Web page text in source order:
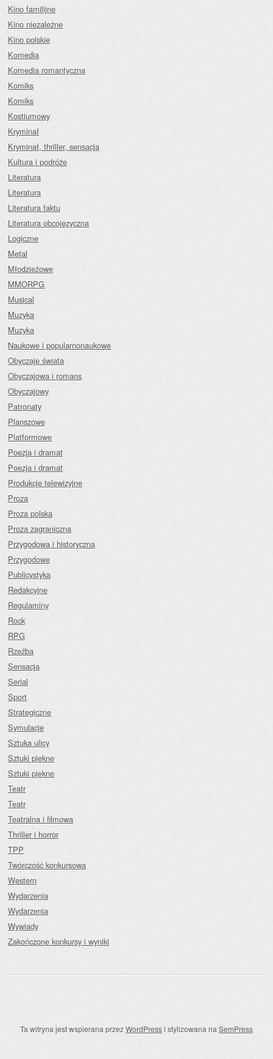
Kino familijne
Kino niezależne
Kino polskie
Komedia
Komedia romantyczna
Komiks
Komiks
Kostiumowy
Kryminał
Kryminał, thriller, sensacja
Kultura i podróże
Literatura
Literatura
Literatura faktu
Literatura obcojęzyczna
Logiczne
Metal
Młodzieżowe
MMORPG
Musical
Muzyka
Muzyka
Naukowe i popularnonaukowe
Obyczaje świata
Obyczajowa i romans
Obyczajowy
Patronaty
Planszowe
Platformowe
Poezja i dramat
Poezja i dramat
Produkcje telewizyjne
Proza
Proza polska
Proza zagraniczna
Przygodowa i historyczna
Przygodowe
Publicystyka
Redakcyjne
Regulaminy
Rock
RPG
Rzeźba
Sensacja
Serial
Sport
Strategiczne
Symulacje
Sztuka ulicy
Sztuki piękne
Sztuki piękne
Teatr
Teatr
Teatralna i filmowa
Thriller i horror
TPP
Twórczość konkursowa
Western
Wydarzenia
Wydarzenia
Wywiady
Zakończone konkursy i wyniki
Ta witryna jest wspierana przezWordPressi stylizowana na SemPress